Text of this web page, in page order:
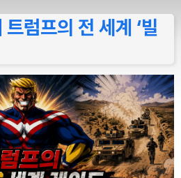
럼프의 전 세계 ‘빌